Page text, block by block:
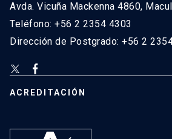
Avda. Vicuña Mackenna 4860,
Teléfono: +56 2 2354 4303
Dirección de Postgrado: +56 2
ACREDITACIÓN